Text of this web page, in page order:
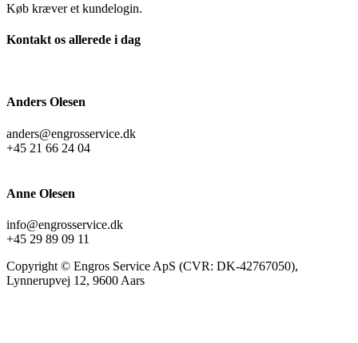
Køb kræver et kundelogin.
Kontakt os allerede i dag
Anders Olesen
anders@engrosservice.dk
+45 21 66 24 04
Anne Olesen
info@engrosservice.dk
+45 29 89 09 11
Copyright © Engros Service ApS (CVR: DK-42767050),
Lynnerupvej 12, 9600 Aars